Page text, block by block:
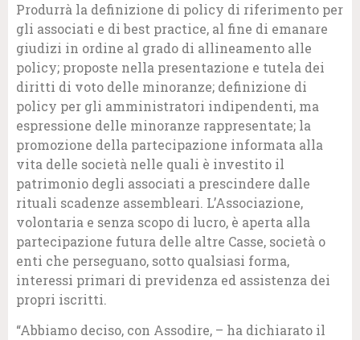
Produrrà la definizione di policy di riferimento per
gli associati e di best practice, al fine di emanare
giudizi in ordine al grado di allineamento alle
policy; proposte nella presentazione e tutela dei
diritti di voto delle minoranze; definizione di
policy per gli amministratori indipendenti, ma
espressione delle minoranze rappresentate; la
promozione della partecipazione informata alla
vita delle società nelle quali è investito il
patrimonio degli associati a prescindere dalle
rituali scadenze assembleari. L’Associazione,
volontaria e senza scopo di lucro, è aperta alla
partecipazione futura delle altre Casse, società o
enti che perseguano, sotto qualsiasi forma,
interessi primari di previdenza ed assistenza dei
propri iscritti.
“Abbiamo deciso, con Assodire, – ha dichiarato il